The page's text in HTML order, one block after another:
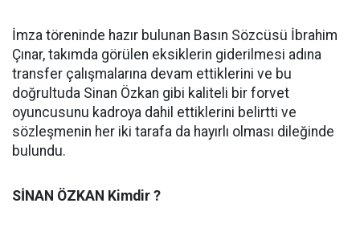
İmza töreninde hazır bulunan Basın Sözcüsü İbrahim
Çınar, takımda görülen eksiklerin giderilmesi adına
transfer çalışmalarına devam ettiklerini ve bu
doğrultuda Sinan Özkan gibi kaliteli bir forvet
oyuncusunu kadroya dahil ettiklerini belirtti ve
sözleşmenin her iki tarafa da hayırlı olması dileğinde
bulundu.
SİNAN ÖZKAN Kimdir ?